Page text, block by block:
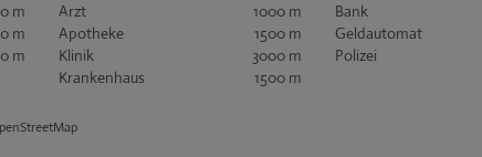
m
m
m
Arzt
1000 m
Apotheke
1500 m
Klinik
3000 m
Krankenhaus
1500 m
Bank
Geldautomat
Polizei